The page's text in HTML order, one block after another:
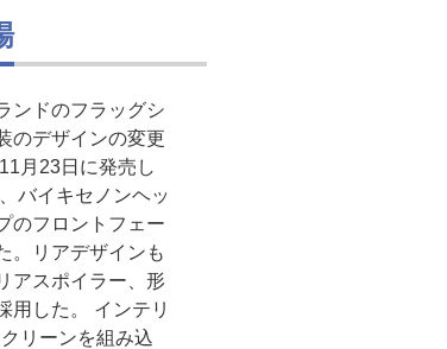
ンドのフラッグシ
のデザインの変更
月23日に発売し
バイキセノンヘッ
のフロントフェー
。リアデザインも
アスポイラー、形
用した。 インテリ
リーンを組み込